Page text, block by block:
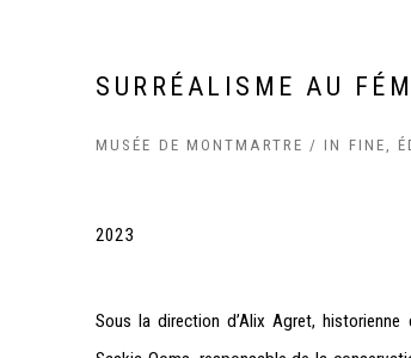
SURRÉALISME AU
MUSÉE DE MONTMARTRE / IN FINE,
2023
Sous la direction d’Alix Agret, historienne